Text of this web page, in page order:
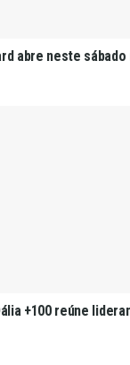
abre neste sábado
+100 reúne